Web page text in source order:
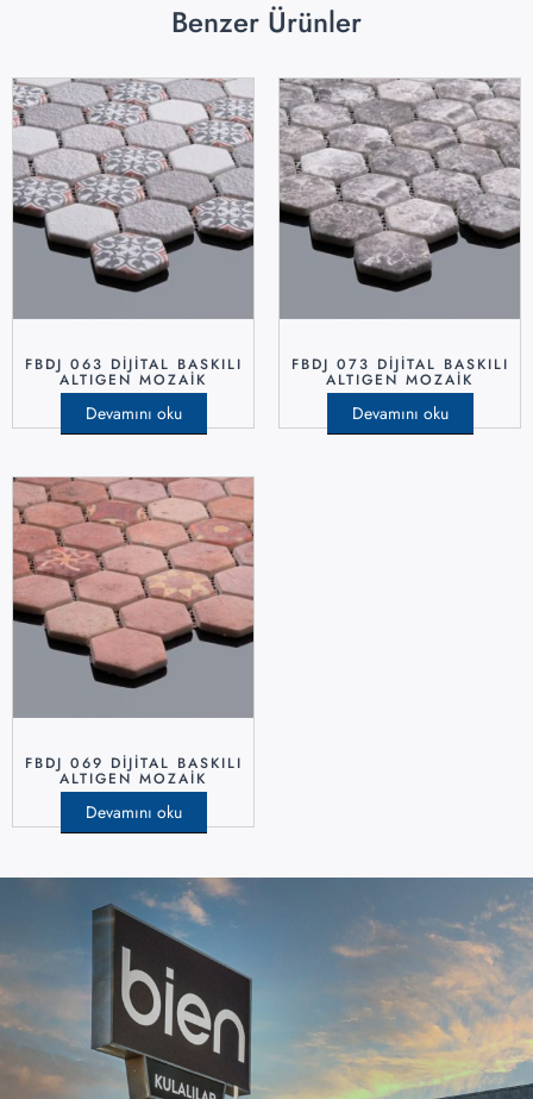
Benzer Ürünler
FBDJ 063 DIJITAL BASKILI
ALTIGEN MOZAIK
Devamını oku
FBDJ 073 DIJITAL BASKILI
ALTIGEN MOZAIK
Devamını oku
FBDJ 069 DIJITAL BASKILI
ALTIGEN MOZAIK
Devamını oku